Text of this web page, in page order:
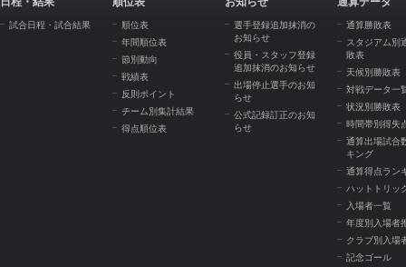
試合日程・試合結果
順位表
年間順位表
節別動向
戦績表
反則ポイント
チーム別集計結果
得点順位表
選手登録追加抹消の
お知らせ
役員・スタッフ登録
追加抹消のお知らせ
出場停止選手のお知
らせ
公式記録訂正のお知
らせ
通算勝敗表
スタジアム別
敗表
天候別勝敗表
対戦データ一
状況別勝敗表
時間帯別得失
通算出場試合
キング
通算得点ラン
ハットトリッ
入場者一覧
年度別入場者
クラブ別入場
記念ゴール